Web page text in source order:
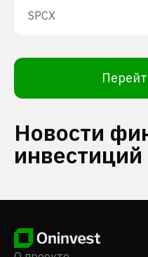
SPCX
Новости
инвестиций